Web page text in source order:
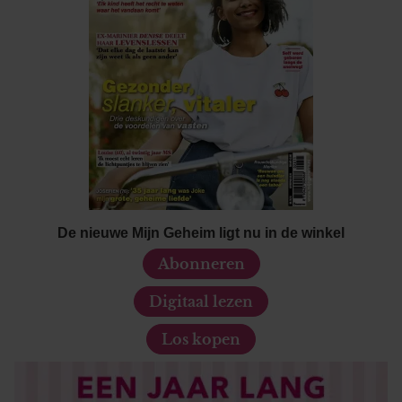
De nieuwe Mijn Geheim ligt nu in de winkel
Abonneren
Digitaal lezen
Los kopen